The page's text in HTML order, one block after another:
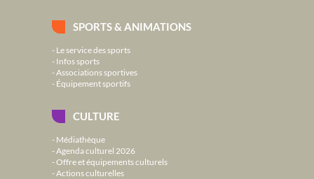
SPORTS & ANIMATIONS
Le service des sports
Infos sports
Associations sportives
Équipement sportifs
CULTURE
Médiathèque
Agenda culturel 2026
Offre et équipements culturels
Actions culturelles